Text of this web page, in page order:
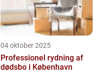
04 oktober 2025
Professionel rydning af
dødsbo i København